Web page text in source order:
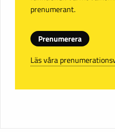
prenumerant.
Prenumerera
Läs våra